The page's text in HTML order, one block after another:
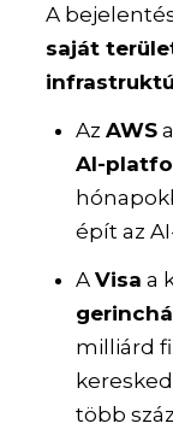
A
saját
AzAWS
AI-
épít az
AVisa a
milliárd
több